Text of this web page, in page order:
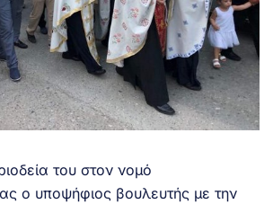
του στον νομό
ο υποψήφιος βουλευτής με την